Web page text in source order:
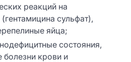
реакций на
сульфат),
яйца;
состояния,
болезни крови и